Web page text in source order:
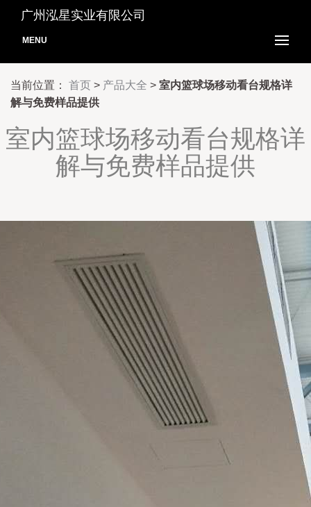
广州泓星实业有限公司
MENU
当前位置： 首页 > 产品大全 > 室内篮球场移动看台规格详
解与免费样品提供
室内篮球场移动看台规格详
解与免费样品提供